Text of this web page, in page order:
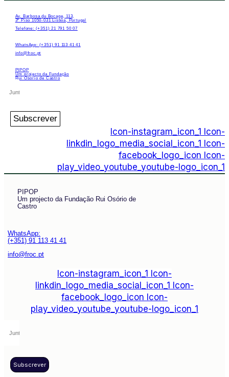
Av. Barbosa du Bocage, 113,
3º Piso 1050-031 Lisboa, Portugal
Telefone: (+351) 21 791 50 07
WhatsApp: (+351) 91 113 41 41
info@froc.pt
PIPOP
Um projecto da Fundação
Rui Osório de Castro
Subscrever
Icon-instagram_icon_1
Icon-
linkdin_logo_media_social_icon_1
Icon-
facebook_logo_icon Icon-
play_video_youtube_youtube-logo_icon_1
PIPOP
Um projecto da Fundação Rui Osório de
Castro
WhatsApp:
(+351) 91 113 41 41
info@froc.pt
Icon-instagram_icon_1
Icon-
linkdin_logo_media_social_icon_1
Icon-
facebook_logo_icon Icon-
play_video_youtube_youtube-logo_icon_1
Subscrever